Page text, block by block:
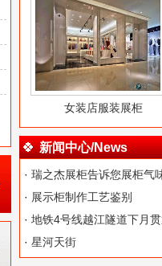
女装店服装展柜
新闻中心/News
· 瑞之杰展柜告诉您展柜气
· 展示柜制作工艺鉴别
· 地铁4号线越江隧道下月
· 星河天街